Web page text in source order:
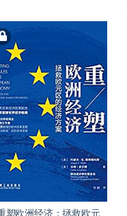
塑欧洲经济：拯救欧元